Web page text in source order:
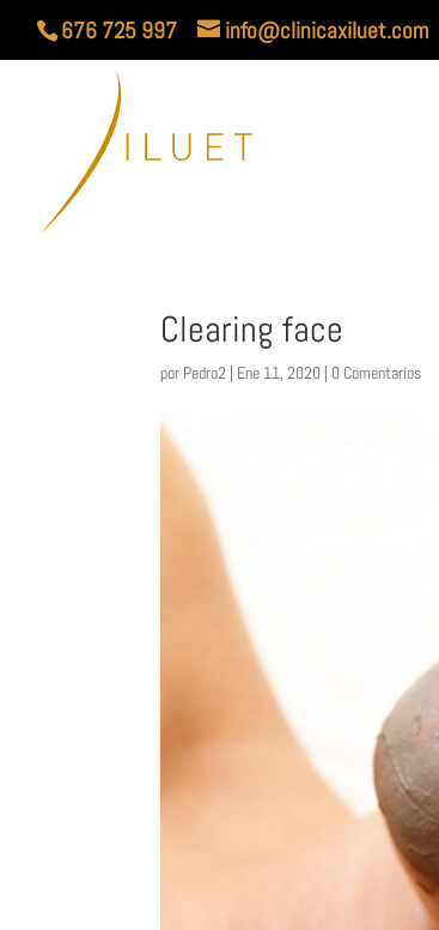
676 725 997 info@clinicaxiluet.com
Clearing face
por Pedro2 | Ene 11, 2020 | 0 Comentarios